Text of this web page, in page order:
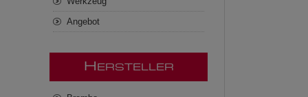
Angebot
H ERSTELLER